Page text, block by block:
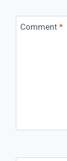
Comment *